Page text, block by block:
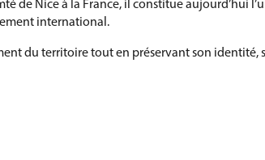
de Nice à la France, il constitue aujourd’hui
international.
du territoire tout en préservant son identité,